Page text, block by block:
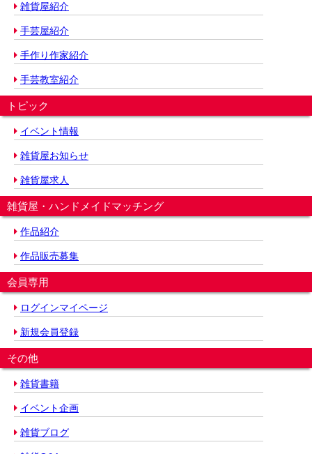
雑貨屋紹介
手芸屋紹介
手作り作家紹介
手芸教室紹介
トピック
イベント情報
雑貨屋お知らせ
雑貨屋求人
雑貨屋・ハンドメイドマッチング
作品紹介
作品販売募集
会員専用
ログインマイページ
新規会員登録
その他
雑貨書籍
イベント企画
雑貨ブログ